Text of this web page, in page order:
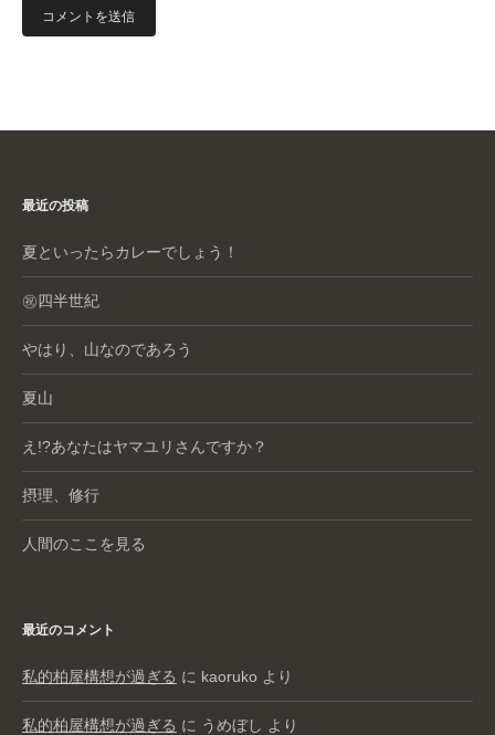
最近の投稿
夏といったらカレーでしょう！
㊗️四半世紀
やはり、山なのであろう
夏山
え!?あなたはヤマユリさんですか？
摂理、修行
人間のここを見る
最近のコメント
私的柏屋構想が過ぎる に kaoruko より
私的柏屋構想が過ぎる に うめぼし より